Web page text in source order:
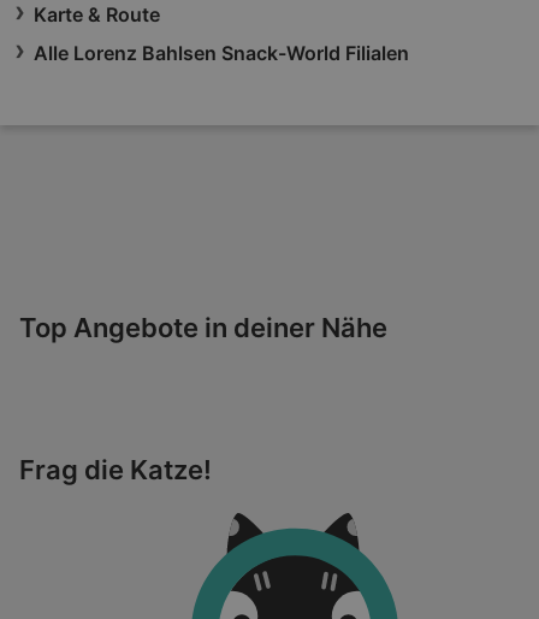
Karte & Route
Alle Lorenz Bahlsen Snack-World Filialen
Top Angebote in deiner Nähe
Frag die Katze!